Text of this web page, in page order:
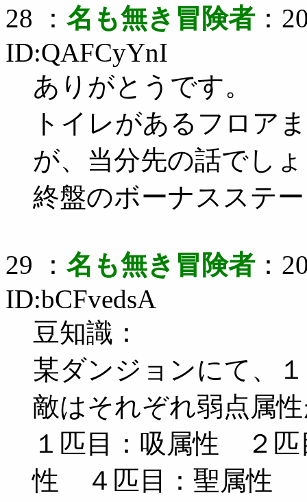
28 ： 名も無き冒険者 ：
ID:QAFCyYnI
ありがとうです。
トイレがあるフロア
が、当分先の話でし
終盤のボーナスステ
29 ： 名も無き冒険者 ：
ID:bCFvedsA
豆知識：
某ダンジョンにて、
敵はそれぞれ弱点属
１匹目：吸属性 ２
性 ４匹目：聖属性